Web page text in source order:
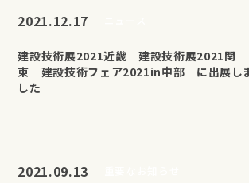
2021.12.17
建設技術展2021近畿 建設技術展2021関
東 建設技術フェア2021in中部 に出展し
した
2021.09.13